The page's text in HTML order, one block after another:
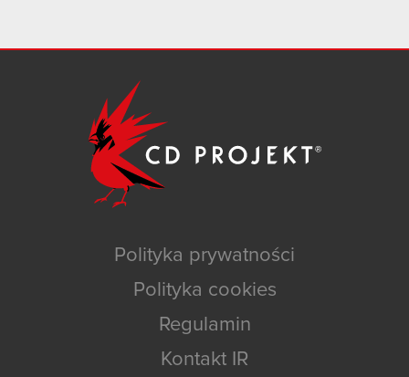
Polityka prywatności
Polityka cookies
Regulamin
Kontakt IR